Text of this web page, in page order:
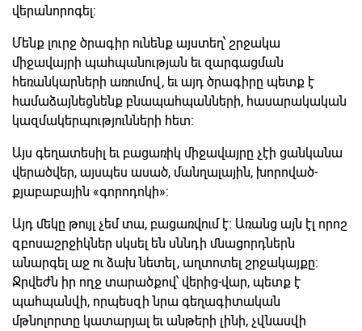
վերանորոգել:
Մենք լուրջ ծրագիր ունենք այստեղ՝ շրջակա
միջավայրի պահպանության եւ զարգացման
հեռանկարների առումով, եւ այդ ծրագիրը պետք է
համաձայնեցնենք բնապահպանների, հասարակական
կազմակերպությունների հետ:
Այս գեղատեսիլ եւ բացառիկ միջավայրը չէի ցանկանա
վերածվեր, այսպես ասած, մանղալային, խորոված-
քյաբաբային «գորոդոկի»:
Այդ մեկը թույլ չեմ տա, բացառվում է: Առանց այն էլ որոշ
զբոսաշրջիկներ սկսել են սննդի մնացորդներն
անարգել աջ ու ձախ նետել, աղտոտել շրջակայքը:
Ջրվեժն իր ողջ տարածքով՝ վերից-վար, պետք է
պահպանվի, որպեսզի նրա գեղագիտական
մթնոլորտը կատարյալ եւ անթերի լինի, չվնասվի